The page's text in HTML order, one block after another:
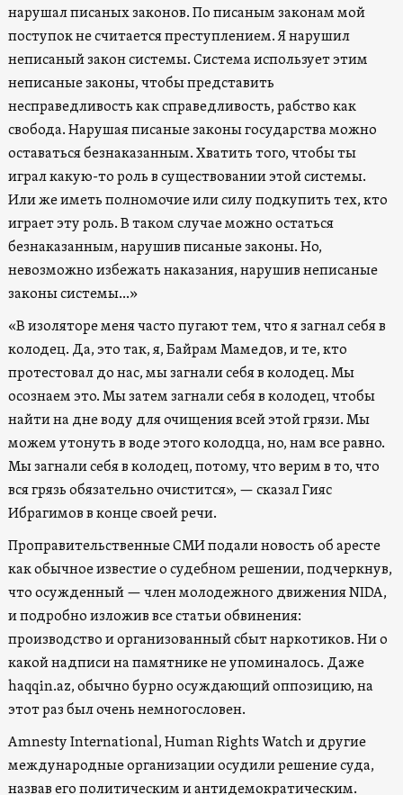
нарушал писаных законов. По писаным законам мой
поступок не считается преступлением. Я нарушил
неписаный закон системы. Система использует этим
неписаные законы, чтобы представить
несправедливость как справедливость, рабство как
свобода. Нарушая писаные законы государства можно
оставаться безнаказанным. Хватить того, чтобы ты
играл какую-то роль в существовании этой системы.
Или же иметь полномочие или силу подкупить тех, кто
играет эту роль. В таком случае можно остаться
безнаказанным, нарушив писаные законы. Но,
невозможно избежать наказания, нарушив неписаные
законы системы…»
«В изоляторе меня часто пугают тем, что я загнал себя в
колодец. Да, это так, я, Байрам Мамедов, и те, кто
протестовал до нас, мы загнали себя в колодец. Мы
осознаем это. Мы затем загнали себя в колодец, чтобы
найти на дне воду для очищения всей этой грязи. Мы
можем утонуть в воде этого колодца, но, нам все равно.
Мы загнали себя в колодец, потому, что верим в то, что
вся грязь обязательно очистится», — сказал Гияс
Ибрагимов в конце своей речи.
Проправительственные СМИ подали новость об аресте
как обычное известие о судебном решении, подчеркнув,
что осужденный — член молодежного движения NIDA,
и подробно изложив все статьи обвинения:
производство и организованный сбыт наркотиков. Ни о
какой надписи на памятнике не упоминалось. Даже
haqqin.az, обычно бурно осуждающий оппозицию, на
этот раз был очень немногословен.
Amnesty International, Human Rights Watch и другие
международные организации осудили решение суда,
назвав его политическим и антидемократическим.